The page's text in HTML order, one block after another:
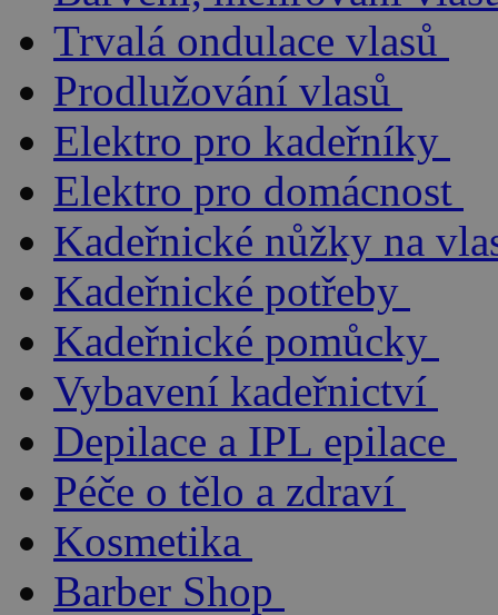
Trvalá ondulace vlasů
Prodlužování vlasů
Elektro pro kadeřníky
Elektro pro domácnost
Kadeřnické nůžky na
Kadeřnické potřeby
Kadeřnické pomůcky
Vybavení kadeřnictví
Depilace a IPL epilace
Péče o tělo a zdraví
Kosmetika
Barber Shop